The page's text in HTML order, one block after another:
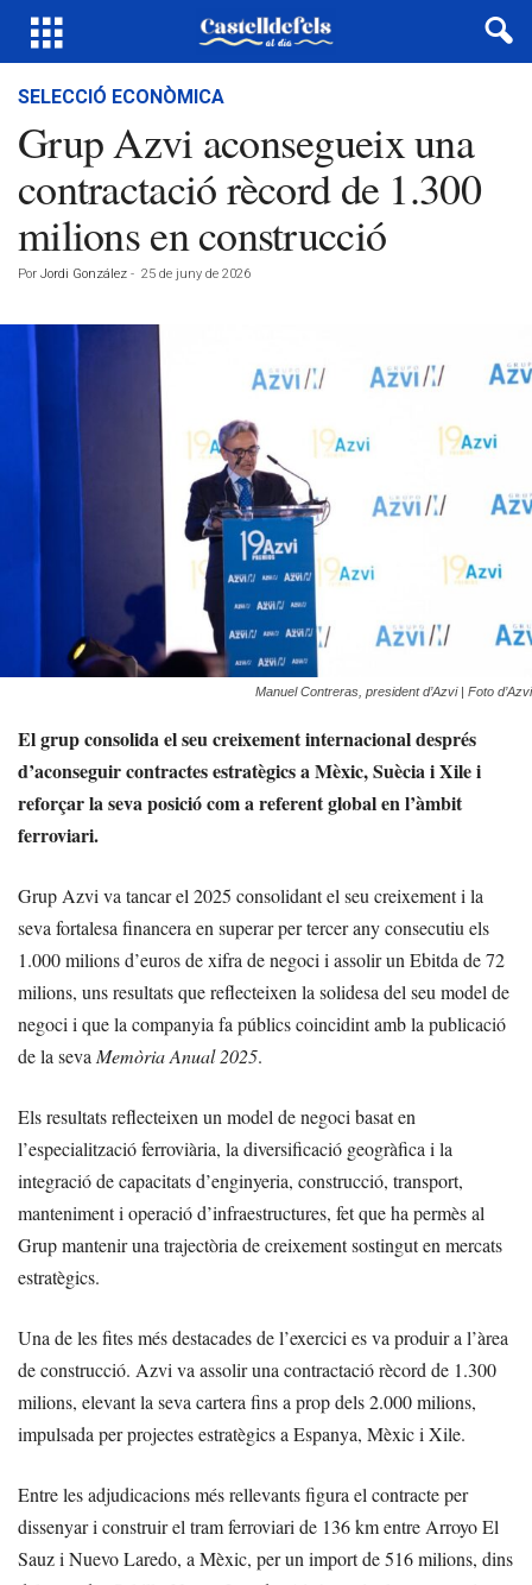
SELECCIÓ ECONÒMICA
Grup Azvi aconsegueix una
contractació rècord de 1.300
milions en construcció
Por Jordi González - 25 de juny de 2026
Manuel Contreras, president d’Azvi | Foto d’Azvi
El grup consolida el seu creixement internacional després
d’aconseguir contractes estratègics a Mèxic, Suècia i Xile i
reforçar la seva posició com a referent global en l’àmbit
ferroviari.
Grup Azvi va tancar el 2025 consolidant el seu creixement i la
seva fortalesa financera en superar per tercer any consecutiu els
1.000 milions d’euros de xifra de negoci i assolir un Ebitda de 72
milions, uns resultats que reflecteixen la solidesa del seu model de
negoci i que la companyia fa públics coincidint amb la publicació
de la sevaMemòria Anual 2025.
Els resultats reflecteixen un model de negoci basat en
l’especialització ferroviària, la diversificació geogràfica i la
integració de capacitats d’enginyeria, construcció, transport,
manteniment i operació d’infraestructures, fet que ha permès al
Grup mantenir una trajectòria de creixement sostingut en mercats
estratègics.
Una de les fites més destacades de l’exercici es va produir a l’àrea
de construcció. Azvi va assolir una contractació rècord de 1.300
milions, elevant la seva cartera fins a prop dels 2.000 milions,
impulsada per projectes estratègics a Espanya, Mèxic i Xile.
Entre les adjudicacions més rellevants figura el contracte per
dissenyar i construir el tram ferroviari de 136 km entre Arroyo El
Sauz i Nuevo Laredo, a Mèxic, per un import de 516 milions, dins